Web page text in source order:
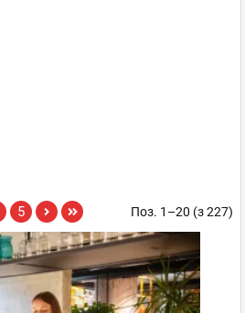
Поз. 1–20 (з 227)
5